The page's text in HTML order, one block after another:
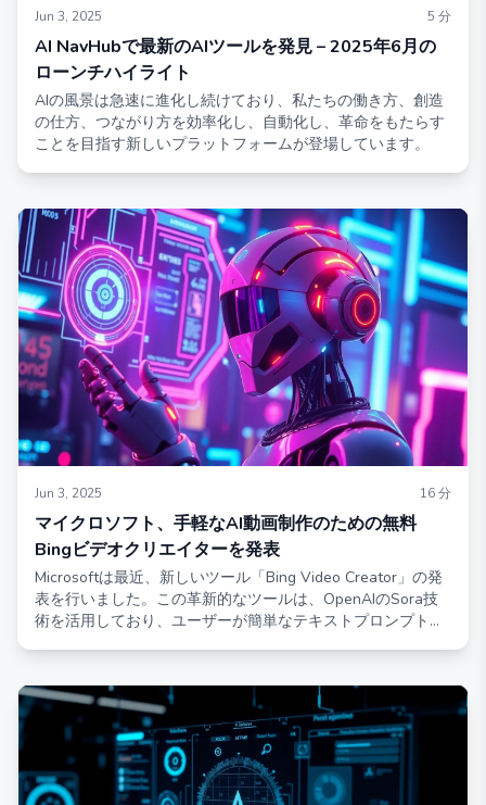
Jun 3, 2025 5 分
AI NavHubで最新のAIツールを発見 – 2025年6月の
ローンチハイライト
AIの風景は急速に進化し続けており、私たちの働き方、創造
の仕方、つながり方を効率化し、自動化し、革命をもたらす
ことを目指す新しいプラットフォームが登場しています。
Jun 3, 2025 16分
マイクロソフト、手軽なAI動画制作のための無料
Bingビデオクリエイターを発表
Microsoftは最近、新しいツール「Bing Video Creator」の発
表を行いました。この革新的なツールは、OpenAIのSora技
術を活用しており、ユーザーが簡単なテキストプロンプトを
Creatorは日常のユーザーにAI動画生成機能を提供し、動画制
作をこれまで以上に身近なものにしています。